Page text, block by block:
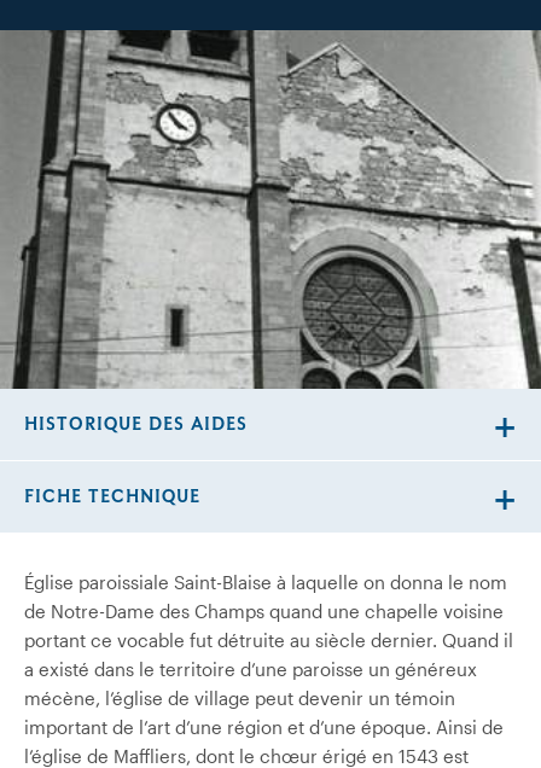
Église paroissiale Saint-Blaise à laquelle on donna le nom
de Notre-Dame des Champs quand une chapelle voisine
portant ce vocable fut détruite au siècle dernier. Quand il
a existé dans le territoire d’une paroisse un généreux
mécène, l’église de village peut devenir un témoin
important de l’art d’une région et d’une époque. Ainsi de
l’église de Maffliers, dont le chœur érigé en 1543 est
HISTORIQUE DES AIDES
FICHE TECHNIQUE